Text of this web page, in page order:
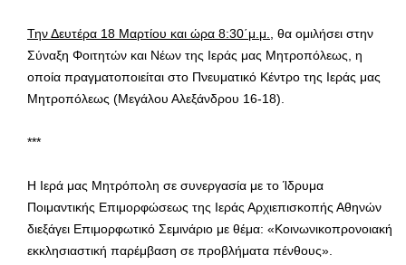
Την Δευτέρα 18 Μαρτίου και ώρα 8:30΄μ.μ., θα ομιλήσει στην
Σύναξη Φοιτητών και Νέων της Ιεράς μας Μητροπόλεως, η
οποία πραγματοποιείται στο Πνευματικό Κέντρο της Ιεράς μας
Μητροπόλεως (Μεγάλου Αλεξάνδρου 16-18).
***
H Ιερά μας Μητρόπολη σε συνεργασία με το Ίδρυμα
Ποιμαντικής Επιμορφώσεως της Ιεράς Αρχιεπισκοπής Αθηνών
διεξάγει Επιμορφωτικό Σεμινάριο με θέμα: «Κοινωνικοπρονοιακή
εκκλησιαστική παρέμβαση σε προβλήματα πένθους».